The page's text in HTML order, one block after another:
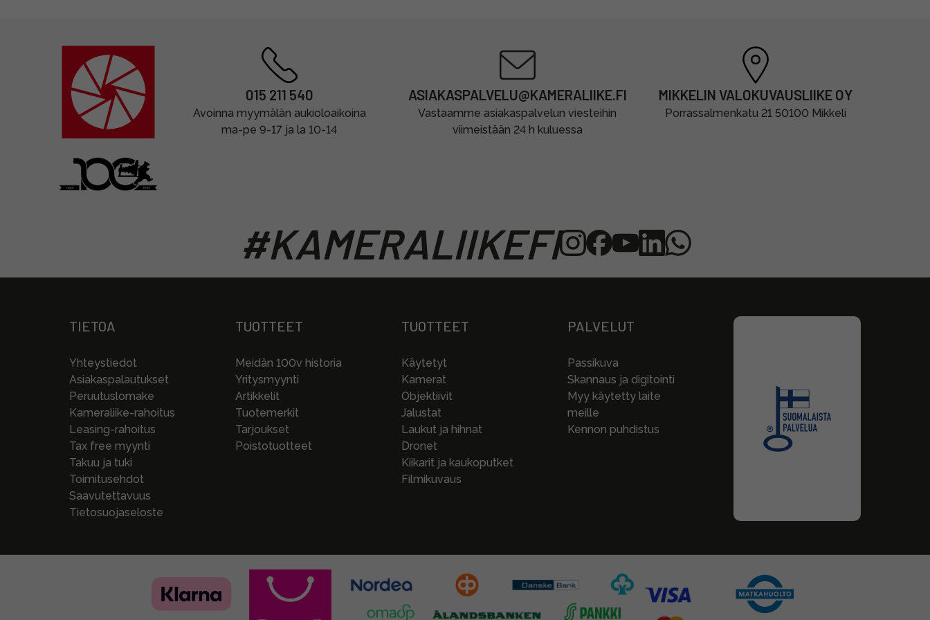
015 211 540
Avoinna myymälän aukioloaikoina
ma-pe 9-17 ja la 10-14
ASIAKASPALVELU@KAMERALIIKE.FI
Vastaamme asiakaspalvelun viesteihin
viimeistään 24 h kuluessa
MIKKELIN VALOKUVAUSLIIKE OY
Porrassalmenkatu 21 50100 Mikkeli
#KAMERALIIKEFI
TIETOA
Yhteystiedot
Asiakaspalautukset
Peruutuslomake
Kameraliike-rahoitus
Leasing-rahoitus
Tax free myynti
Takuu ja tuki
Toimitusehdot
Saavutettavuus
Tietosuojaseloste
TUOTTEET
Meidän 100v historia
Yritysmyynti
Artikkelit
Tuotemerkit
Tarjoukset
Poistotuotteet
TUOTTEET
Käytetyt
Kamerat
Objektiivit
Jalustat
Laukut ja hihnat
Dronet
Kiikarit ja kaukoputket
Filmikuvaus
PALVELUT
Passikuva
Skannaus ja digitointi
Myy käytetty laite
meille
Kennon puhdistus